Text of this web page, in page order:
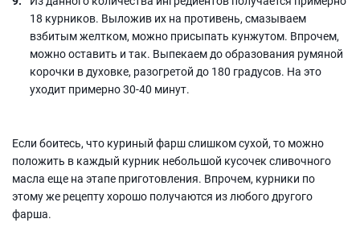
18 курников. Выложив их на противень, смазываем
взбитым желтком, можно присыпать кунжутом. Впрочем,
можно оставить и так. Выпекаем до образования румяной
корочки в духовке, разогретой до 180 градусов. На это
уходит примерно 30-40 минут.
Если боитесь, что куриный фарш слишком сухой, то можно
положить в каждый курник небольшой кусочек сливочного
масла еще на этапе приготовления. Впрочем, курники по
этому же рецепту хорошо получаются из любого другого
фарша.